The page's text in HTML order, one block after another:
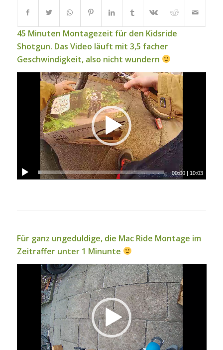
45 Minuten Montagezeit für den Kidsride
Shotgun. Das Video läuft mit 3,5 facher
Geschwindigkeit, also nicht wundern
00:00 | 10:03
Für ganz ungeduldige, die Mac Ride Montage im
Zeitraffer unter 1 Minunte